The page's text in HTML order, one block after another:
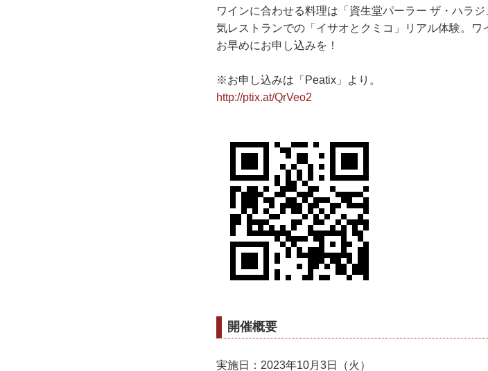
ワインに合わせる料理は「資生堂パーラー ザ・ハラ
気レストランでの「イサオとクミコ」リアル体験。
お早めにお申し込みを！
※お申し込みは「Peatix」より。
http://ptix.at/QrVeo2
開催概要
実施日：2023年10月3日（火）